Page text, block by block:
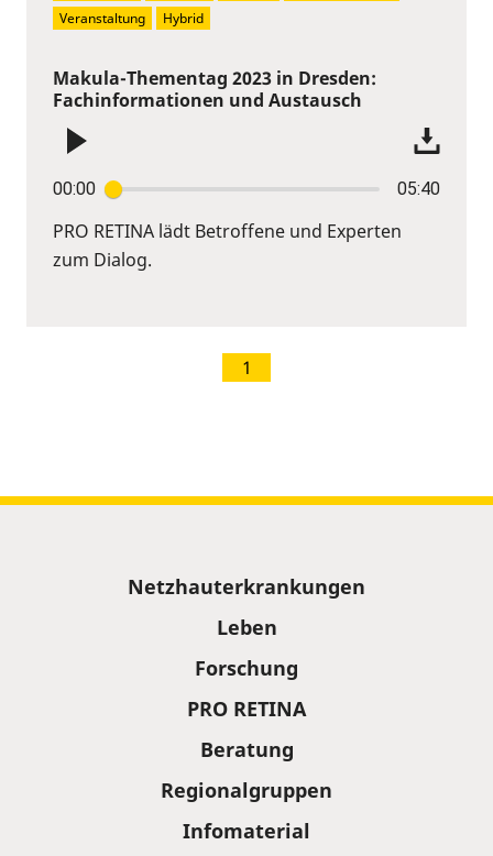
Makula-Thementag 2023 in Dresden:
Fachinformationen und Austausch
00:00 05:40
PRO RETINA lädt Betroffene und Experten
zum Dialog.
Veranstaltung
Hybrid
1
Netzhauterkrankungen
Leben
Forschung
PRO RETINA
Beratung
Regionalgruppen
Infomaterial